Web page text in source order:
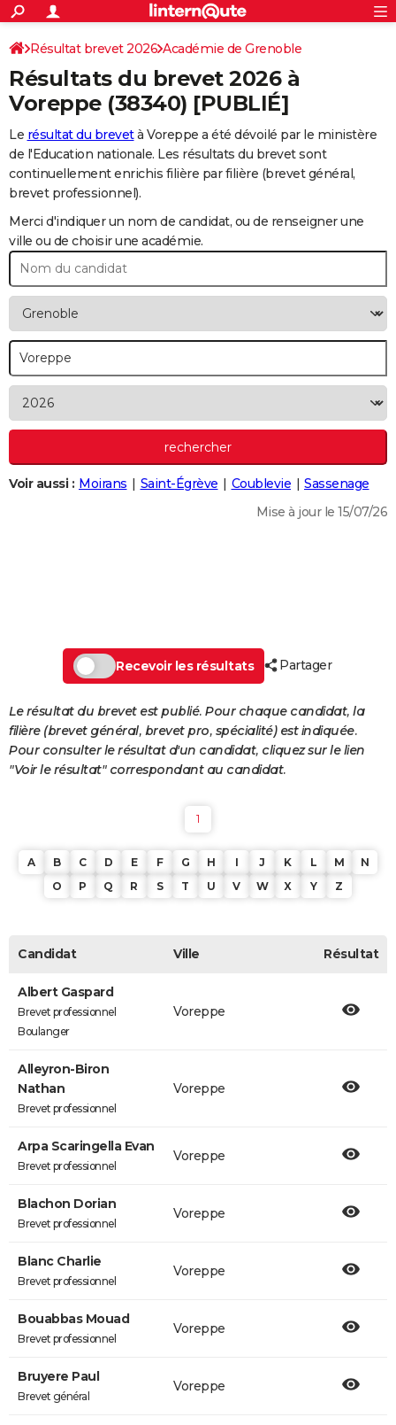
ACTUALITÉS
Politique
Société
Faits Divers
Education
Monde
Villes
+
SPORT
Coupe du monde 2026
Football
Tennis
Cyclisme
Rugby
Forum
FINANCE
Retraite
Impôts
Epargne
Immobilier
Risques naturels par ville
Banque
Assurance
Crédit
Essais
Réserver un essai
Citadines
Berlines
SUV
Forum auto
+
HIGH-TECH
Mobiles
Meilleur smartphone
Internet
Ordinateurs
Jeux vidéo
Guide high-tech
+
BRICOLAGE
Forum
Aménagement intérieur
Extérieur
Cuisine
Salle de bains
Jardinage
Rangement
WEEK-END
Guides de France
Escapades
Patrimoine
Expositions
Musées
Week-end nature
LIFESTYLE
Art de vivre
Bien-être
Loisirs
Mode
Modes de vie
+SANTE
Alimentation
Guide de la santé
Maladies
Médicaments
Sommeil
+VOYAGE
PHOTO
BONS PLANS
Se connecter
Entreprises
Service militaire
Avis de recherche
AVIS DE DÉCÈS
FORUM
Bricolage
Lifestyle
Culture
Sport
Auto
Television
Voyage
Cinema
Rechercher
S'inscrire
Connexion
Résultat brevet 2026 Académie de Grenoble
Résultats du brevet 2026 à
Voreppe(38340) [PUBLIÉ]
Le résultat du brevetà Voreppe a été dévoilé par le ministère
de l'Education nationale. Les résultats du brevet sont
continuellement enrichis filière par filière (brevet général,
brevet professionnel).
Merci d'indiquer un nom de candidat, ou de renseigner une
ville ou de choisir une académie.
Voir aussi : Moirans Saint-Égrève Coublevie
Sassenage
Mise à jour le 15/07/26
Recevoir les résultats Partager
Le résultat du brevet est publié. Pour chaque candidat, la
filière (brevet général, brevet pro, spécialité) est indiquée.
Pour consulter le résultat d'un candidat, cliquez sur le lien
"Voir le résultat" correspondant au candidat.
1
A B C D E F G H I J K L M
N
O
P Q R S T U V W X Y Z
Candidat Ville Résultat
Albert Gaspard
Brevet professionnel
Boulanger
Voreppe
Alleyron-Biron
Nathan
Brevet professionnel
Voreppe
Arpa Scaringella Evan
Brevet professionnel
Voreppe
Blachon Dorian
Brevet professionnel
Voreppe
Blanc Charlie
Brevet professionnel
Voreppe
Bouabbas Mouad
Brevet professionnel
Voreppe
Bruyere Paul
Brevet général
Voreppe